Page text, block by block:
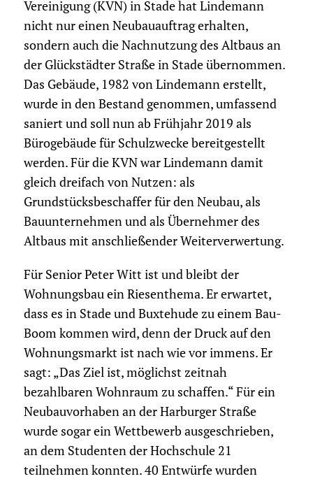
Vereinigung (KVN) in Stade hat Lindemann
nicht nur einen Neubauauftrag erhalten,
sondern auch die Nachnutzung des Altbaus an
der Glückstädter Straße in Stade übernommen.
Das Gebäude, 1982 von Lindemann erstellt,
wurde in den Bestand genommen, umfassend
saniert und soll nun ab Frühjahr 2019 als
Bürogebäude für Schulzwecke bereitgestellt
werden. Für die KVN war Lindemann damit
gleich dreifach von Nutzen: als
Grundstücksbeschaffer für den Neubau, als
Bauunternehmen und als Übernehmer des
Altbaus mit anschließender Weiterverwertung.
Für Senior Peter Witt ist und bleibt der
Wohnungsbau ein Riesenthema. Er erwartet,
dass es in Stade und Buxtehude zu einem Bau-
Boom kommen wird, denn der Druck auf den
Wohnungsmarkt ist nach wie vor immens. Er
sagt: „Das Ziel ist, möglichst zeitnah
bezahlbaren Wohnraum zu schaffen.“ Für ein
Neubauvorhaben an der Harburger Straße
wurde sogar ein Wettbewerb ausgeschrieben,
an dem Studenten der Hochschule 21
teilnehmen konnten. 40 Entwürfe wurden